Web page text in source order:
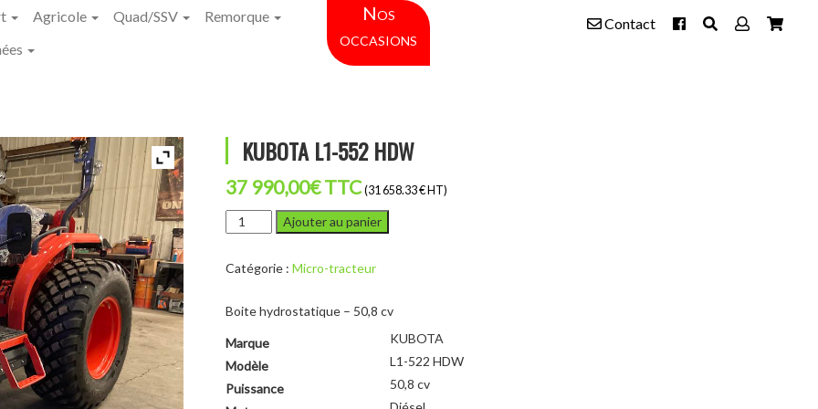
Agricole Quad/SSV
Remorque
Nos
occasions
Contact
KUBOTA L1-552 HDW
37 990,00€TTC (31 658.33 € HT)
quantité
de
L1-
HDW
Ajouter au panier
Catégorie : Micro-tracteur
Boite hydrostatique – 50,8 cv
Marque
KUBOTA
Modèle
L1-522 HDW
Puissance
50,8 cv